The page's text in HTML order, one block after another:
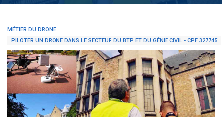
MÉTIER DU DRONE
PILOTER UN DRONE DANS LE SECTEUR DU BTP ET DU GÉNIE CIVIL - CPF 327745